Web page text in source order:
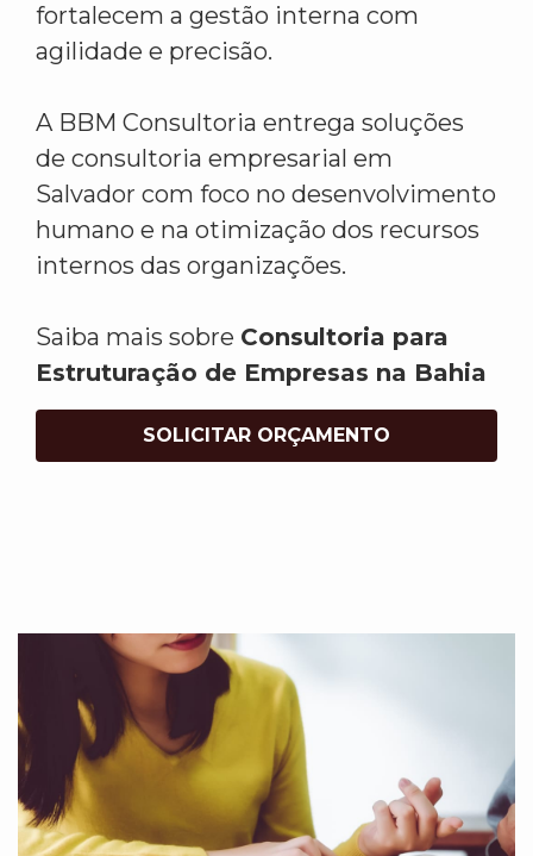
fortalecem a gestão interna com
agilidade e precisão.
A BBM Consultoria entrega soluções
de consultoria empresarial em
Salvador com foco no desenvolvimento
humano e na otimização dos recursos
internos das organizações.
Saiba mais sobre Consultoria para
Estruturação de Empresas na Bahia
SOLICITAR ORÇAMENTO